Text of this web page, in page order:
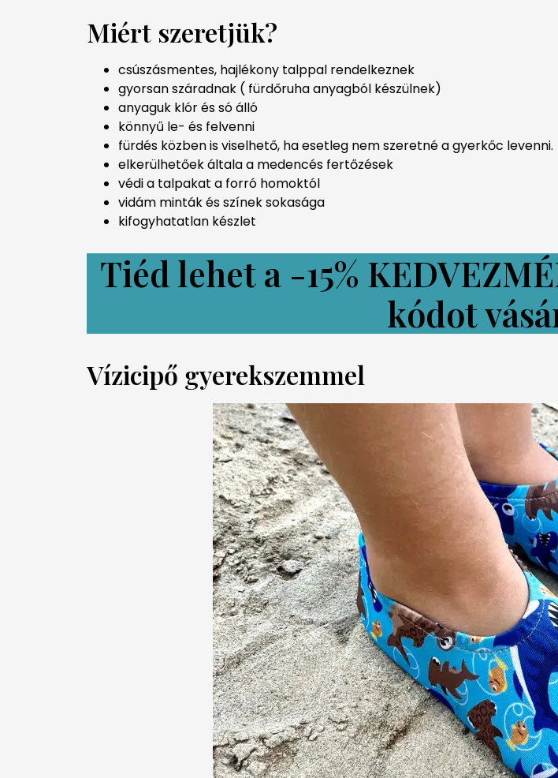
Miért szeretjük?​
csúszásmentes, hajlékony talppal rendelkeznek
gyorsan száradnak ( fürdőruha anyagból készülnek)
anyaguk klór és só álló
könnyű le- és felvenni
fürdés közben is viselhető, ha esetleg nem szeretné a gyerkőc levenni.
elkerülhetőek általa a medencés fertőzések
védi a talpakat a forró homoktól
vidám minták és színek sokasága
kifogyhatatlan készlet
Tiéd lehet a -15%
kódot
Vízicipő gyerekszemmel